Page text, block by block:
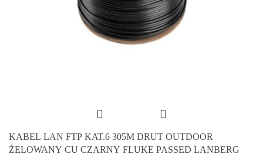
KABEL LAN FTP KAT.6 305M DRUT OUTDOOR
ŻELOWANY CU CZARNY FLUKE PASSED LANBERG